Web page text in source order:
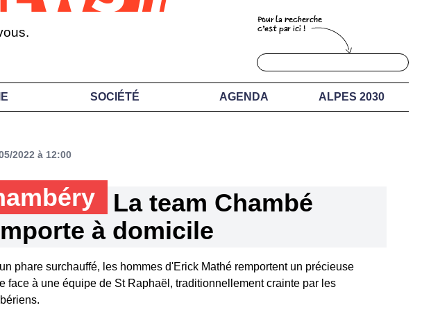
SOCIÉTÉ AGENDA ALPES 2030
2022 à 12:00
La team Chambé
à domicile
phare surchauffé, les hommes d'Erick Mathé remportent un précieuse
face à une équipe de St Raphaël, traditionnellement crainte par les